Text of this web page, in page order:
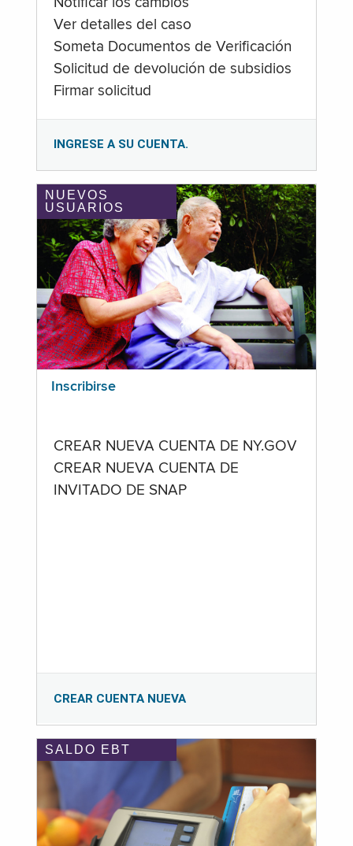
Notificar los cambios
Ver detalles del caso
Someta Documentos de Verificación
Solicitud de devolución de subsidios
Firmar solicitud
INGRESE A SU CUENTA.
NUEVOS
USUARIOS
Inscribirse
CREAR NUEVA CUENTA DE NY.GOV
CREAR NUEVA CUENTA DE
INVITADO DE SNAP
CREAR CUENTA NUEVA
SALDO EBT